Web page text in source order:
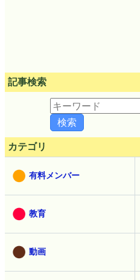
記事検索
カテゴリ
有料メンバー
教育
動画